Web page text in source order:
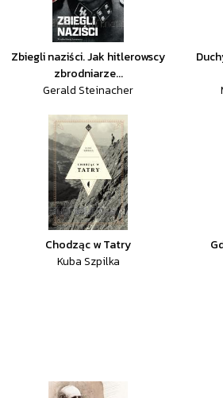
Zbiegli naziści. Jak hitlerowscy
zbrodniarze...
Gerald Steinacher
Chodząc w Tatry
Kuba Szpilka